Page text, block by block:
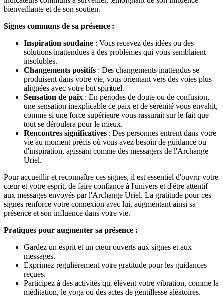
bienveillante et de son soutien.
Signes communs de sa présence :
Inspiration soudaine : Vous recevez des idées ou des
solutions inattendues à des problèmes qui vous semblaient
insolubles.
Changements positifs : Des changements inattendus se
produisent dans votre vie, vous orientant vers des voies plus
alignées avec votre but spirituel.
Sensation de paix : En périodes de doute ou de confusion,
une sensation inexplicable de paix et de sérénité vous envahit,
comme si une force supérieure vous rassurait sur le fait que
tout se déroulera pour le mieux.
Rencontres significatives : Des personnes entrent dans votre
vie au moment précis où vous avez besoin de guidance ou
d'inspiration, agissant comme des messagers de l'Archange
Uriel.
Pour accueillir et reconnaître ces signes, il est essentiel d'ouvrir votre
cœur et votre esprit, de faire confiance à l'univers et d'être attentif
aux messages envoyés par l'Archange Uriel. La gratitude pour ces
signes renforce votre connexion avec lui, augmentant ainsi sa
présence et son influence dans votre vie.
Pratiques pour augmenter sa présence :
Gardez un esprit et un cœur ouverts aux signes et aux
messages.
Exprimez régulièrement votre gratitude pour les guidances
reçues.
Participez à des activités qui élèvent votre vibration, comme la
méditation, le yoga ou des actes de gentillesse aléatoires.